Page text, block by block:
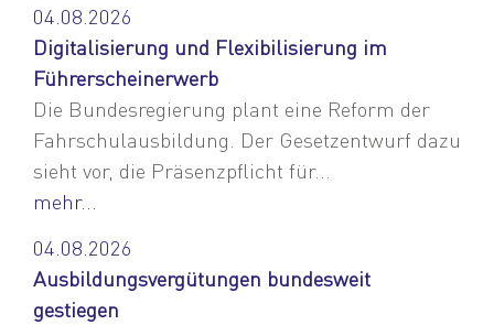
04.08.2026
Digitalisierung und Flexibilisierung im
Führerscheinerwerb
Die Bundesregierung plant eine Reform der
Fahrschulausbildung. Der Gesetzentwurf dazu
sieht vor, die Präsenzpflicht für...
mehr...
04.08.2026
Ausbildungsvergütungen bundesweit
gestiegen